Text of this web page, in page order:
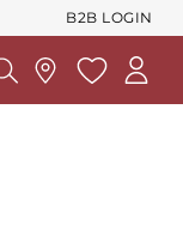
B2B LOGIN